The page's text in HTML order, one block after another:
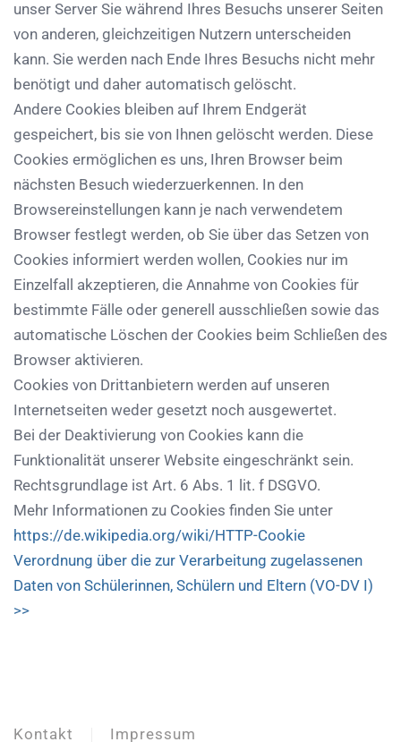
unser Server Sie während Ihres Besuchs unserer Seiten
von anderen, gleichzeitigen Nutzern unterscheiden
kann. Sie werden nach Ende Ihres Besuchs nicht mehr
benötigt und daher automatisch gelöscht.
Andere Cookies bleiben auf Ihrem Endgerät
gespeichert, bis sie von Ihnen gelöscht werden. Diese
Cookies ermöglichen es uns, Ihren Browser beim
nächsten Besuch wiederzuerkennen. In den
Browsereinstellungen kann je nach verwendetem
Browser festlegt werden, ob Sie über das Setzen von
Cookies informiert werden wollen, Cookies nur im
Einzelfall akzeptieren, die Annahme von Cookies für
bestimmte Fälle oder generell ausschließen sowie das
automatische Löschen der Cookies beim Schließen des
Browser aktivieren.
Cookies von Drittanbietern werden auf unseren
Internetseiten weder gesetzt noch ausgewertet.
Bei der Deaktivierung von Cookies kann die
Funktionalität unserer Website eingeschränkt sein.
Rechtsgrundlage ist Art. 6 Abs. 1 lit. f DSGVO.
Mehr Informationen zu Cookies finden Sie unter
https://de.wikipedia.org/wiki/HTTP-Cookie
Verordnung über die zur Verarbeitung zugelassenen
Daten von Schülerinnen, Schülern und Eltern (VO-DV I)
>>
Kontakt Impressum